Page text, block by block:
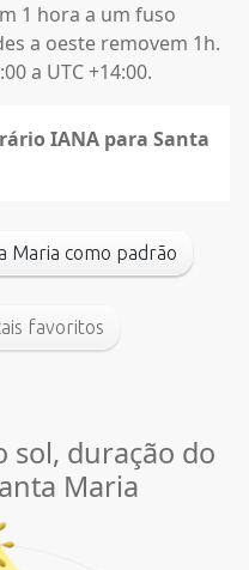
1 hora a um fuso
a oeste removem 1h.
a UTC +14:00.
IANA para Santa
de Santa Maria como padrão
favoritos
sol, duração do
Maria